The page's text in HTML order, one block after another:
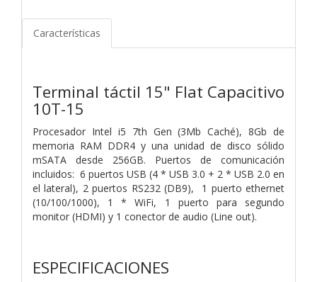
Características
Terminal táctil 15" Flat Capacitivo
10T-15
Procesador Intel i5 7th Gen (3Mb Caché), 8Gb de
memoria RAM DDR4 y una unidad de disco sólido
mSATA desde 256GB. Puertos de comunicación
incluidos: 6 puertos USB (4 * USB 3.0 + 2 * USB 2.0 en
el lateral), 2 puertos RS232 (DB9), 1 puerto ethernet
(10/100/1000), 1 * WiFi, 1 puerto para segundo
monitor (HDMI) y 1 conector de audio (Line out).
ESPECIFICACIONES